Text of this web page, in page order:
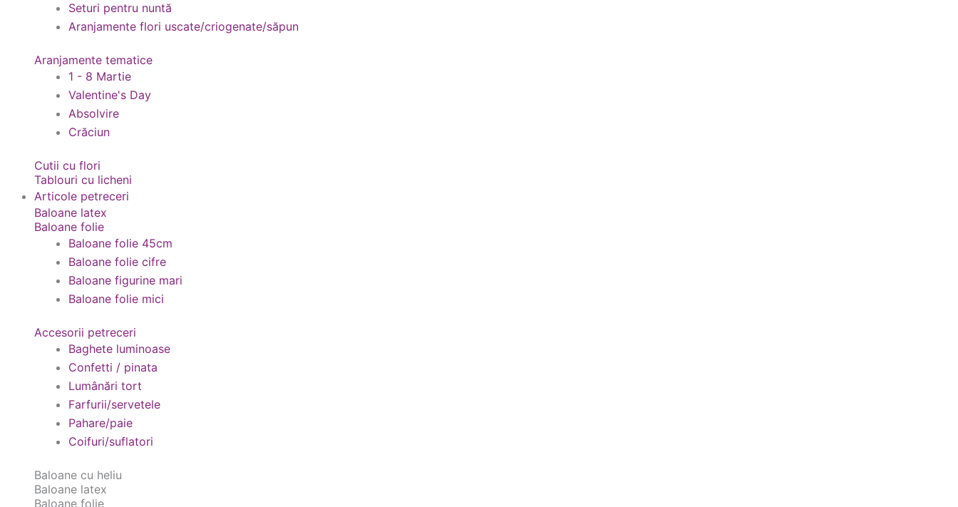
Seturi pentru nuntă
Aranjamente flori uscate/criogenate/săpun
Aranjamente tematice
1 - 8 Martie
Valentine's Day
Absolvire
Crăciun
Cutii cu flori
Tablouri cu licheni
Articole petreceri
Baloane latex
Baloane folie
Baloane folie 45cm
Baloane folie cifre
Baloane figurine mari
Baloane folie mici
Accesorii petreceri
Baghete luminoase
Confetti / pinata
Lumânări tort
Farfurii/servetele
Pahare/paie
Coifuri/suflatori
Baloane cu heliu
Baloane latex
Baloane folie